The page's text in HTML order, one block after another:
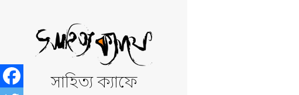
content
সাহিত্য ক্যাফে